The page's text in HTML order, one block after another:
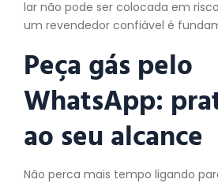
lar não pode ser colocada em
um revendedor confiável é
Peça gás pelo
WhatsApp:
ao seu alcance
Não perca mais tempo ligando